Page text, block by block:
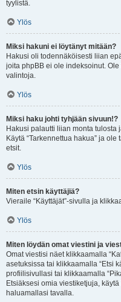
tyylistä.
Ylös
Miksi hakuni ei löytänyt mitään?
Hakusi oli todennäköisesti liian
joita phpBB ei ole indeksoinut.
valintoja.
Ylös
Miksi haku johti tyhjään sivuun!?
Hakusi palautti liian monta tulosta
Käytä “Tarkennettua hakua” ja
etsit.
Ylös
Miten etsin käyttäjiä?
Vieraile “Käyttäjät”-sivulla ja
Ylös
Miten löydän omat viestini ja
Omat viestisi näet klikkaamalla
asetuksissa tai klikkaamalla “Etsi
profiilisivullasi tai klikkaamalla
Etsiäksesi omia viestiketjuja,
haluamallasi tavalla.